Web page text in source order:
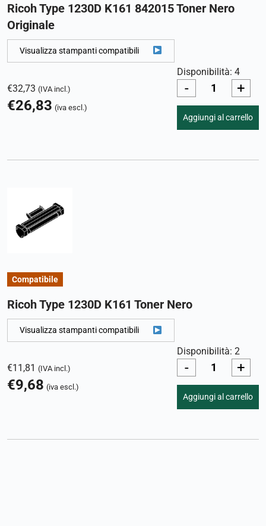
Ricoh Type 1230D K161 842015 Toner Nero
Originale
Visualizza stampanti compatibili
€32,73 (IVA incl.)
€26,83 (iva escl.)
Disponibilità: 4
- +
Aggiungi al carrello
Compatibile
Ricoh Type 1230D K161 Toner Nero
Visualizza stampanti compatibili
€11,81 (IVA incl.)
€9,68 (iva escl.)
Disponibilità: 2
- +
Aggiungi al carrello